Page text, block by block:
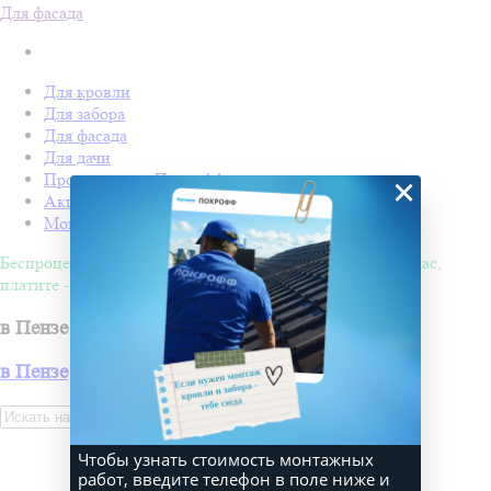
Для фасада
Для кровли
Для забора
Для фасада
Для дачи
Производство Покрофф
Акции
Монтаж
Беспроцентная рассрочка на 4 месяца. Покупайте - сейчас,
платите - потом!
в Пензе
в Пензе
×
Чтобы узнать стоимость монтажных
работ, введите телефон в поле ниже и